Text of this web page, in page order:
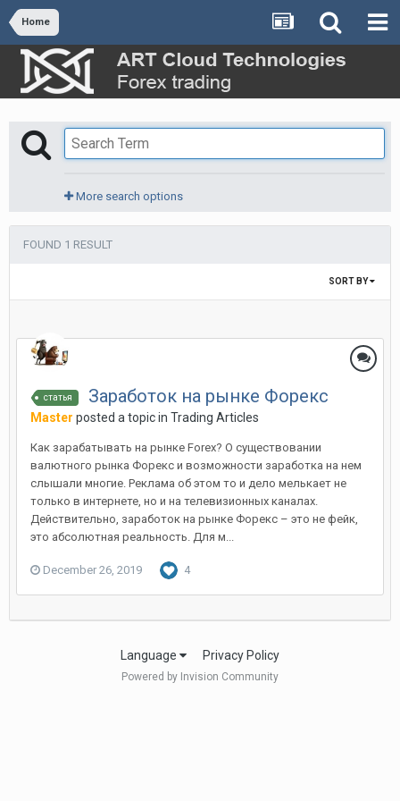
Home
More search options
FOUND 1 RESULT
SORT BY
статья Заработок на рынке Форекс
Master posted a topic in Trading Articles
Как зарабатывать на рынке Forex? О существовании
валютного рынка Форекс и возможности заработка на нем
слышали многие. Реклама об этом то и дело мелькает не
только в интернете, но и на телевизионных каналах.
Действительно, заработок на рынке Форекс – это не фейк,
это абсолютная реальность. Для м...
December 26, 2019 4
Language Privacy Policy
Powered by Invision Community